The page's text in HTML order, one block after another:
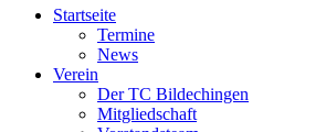
Startseite
Termine
News
Verein
Der TC Bildechingen
Mitgliedschaft